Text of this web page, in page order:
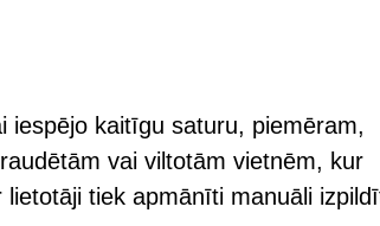
kaitīgu saturu, piemēram,
vai viltotām vietnēm, kur
tiek apmānīti manuāli